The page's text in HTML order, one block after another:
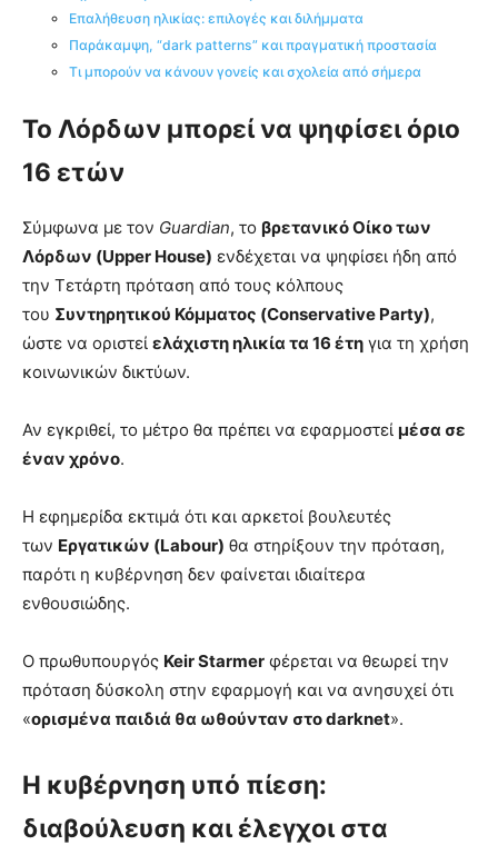
Επαλήθευση ηλικίας: επιλογές και διλήμματα
Παράκαμψη, “dark patterns” και πραγματική προστασία
Τι μπορούν να κάνουν γονείς και σχολεία από σήμερα
Το Λόρδων μπορεί να ψηφίσει όριο
16 ετών
Σύμφωνα με τον Guardian, το βρετανικό Οίκο των
Λόρδων (Upper House) ενδέχεται να ψηφίσει ήδη από
την Τετάρτη πρόταση από τους κόλπους
του Συντηρητικού Κόμματος (Conservative Party),
ώστε να οριστεί ελάχιστη ηλικία τα 16 έτη για τη χρήση
κοινωνικών δικτύων.
Αν εγκριθεί, το μέτρο θα πρέπει να εφαρμοστεί μέσα σε
έναν χρόνο.
Η εφημερίδα εκτιμά ότι και αρκετοί βουλευτές
των Εργατικών (Labour) θα στηρίξουν την πρόταση,
παρότι η κυβέρνηση δεν φαίνεται ιδιαίτερα
ενθουσιώδης.
Ο πρωθυπουργός Keir Starmer φέρεται να θεωρεί την
πρόταση δύσκολη στην εφαρμογή και να ανησυχεί ότι
«ορισμένα παιδιά θα ωθούνταν στο darknet».
Η κυβέρνηση υπό πίεση:
διαβούλευση και έλεγχοι στα